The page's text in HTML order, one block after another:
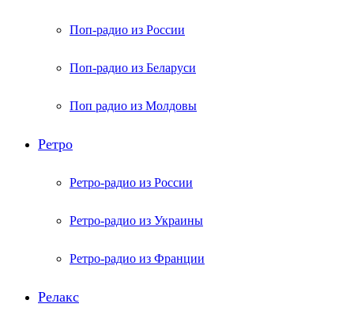
Поп-радио из России
Поп-радио из Беларуси
Поп радио из Молдовы
Ретро
Ретро-радио из России
Ретро-радио из Украины
Ретро-радио из Франции
Релакс